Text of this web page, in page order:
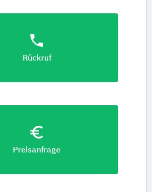
phone
Rückruf
euro_symbol
Preisanfrage